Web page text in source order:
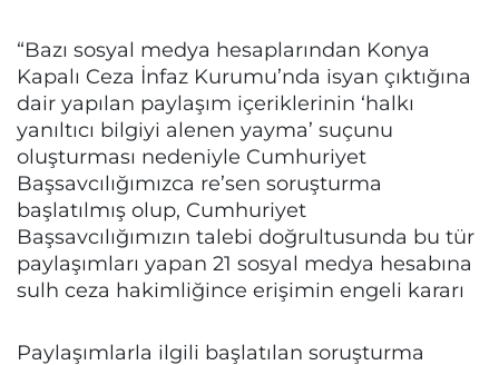
“Bazı sosyal medya hesaplarından Konya
Kapalı Ceza İnfaz Kurumu’nda isyan çıktığına
dair yapılan paylaşım içeriklerinin ‘halkı
yanıltıcı bilgiyi alenen yayma’ suçunu
oluşturması nedeniyle Cumhuriyet
Başsavcılığımızca re’sen soruşturma
başlatılmış olup, Cumhuriyet
Başsavcılığımızın talebi doğrultusunda bu tür
paylaşımları yapan 21 sosyal medya hesabına
sulh ceza hakimliğince erişimin engeli kararı
Paylaşımlarla ilgili başlatılan soruşturma